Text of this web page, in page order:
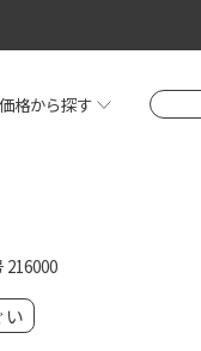
価格から探す
216000
い